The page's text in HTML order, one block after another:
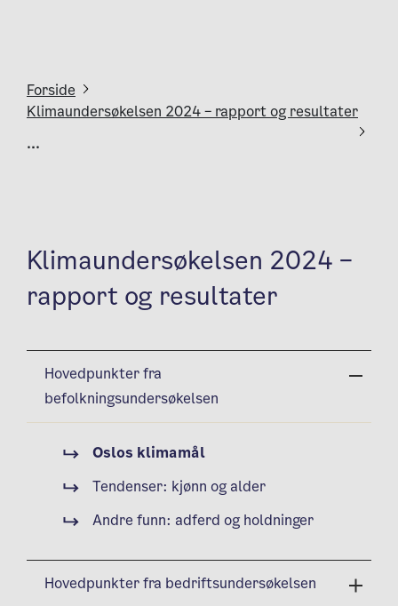
Forside
Klimaundersøkelsen 2024 – rapport og resultater
...
Klimaundersøkelsen 2024 –
rapport og resultater
Hovedpunkter fra
befolkningsundersøkelsen
Oslos klimamål
Tendenser: kjønn og alder
Andre funn: adferd og holdninger
Hovedpunkter fra bedriftsundersøkelsen